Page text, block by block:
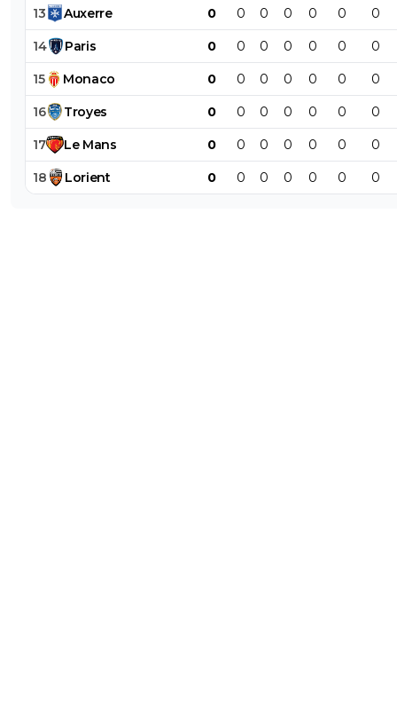
13 Auxerre 0 0 0 0 0 0 0
14 Paris 0 0 0 0 0 0 0
15 Monaco 0 0 0 0 0 0 0
16 Troyes 0 0 0 0 0 0 0
17 Le Mans 0 0 0 0 0 0 0
18 Lorient 0 0 0 0 0 0 0